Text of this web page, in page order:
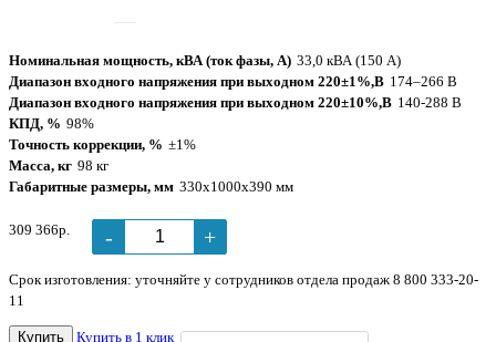
Номинальная мощность, кВА (ток фазы, А) 33,0 кВА (150 А)
Диапазон входного напряжения при выходном 220±1%,В 174–266 В
Диапазон входного напряжения при выходном 220±10%,В 140-288 В
КПД, % 98%
Точность коррекции, % ±1%
Масса, кг 98 кг
Габаритные размеры, мм 330х1000х390 мм
309 366р. - +
Срок изготовления: уточняйте у сотрудников отдела продаж 8 800 333-20-
11
Купить Купить в 1 клик